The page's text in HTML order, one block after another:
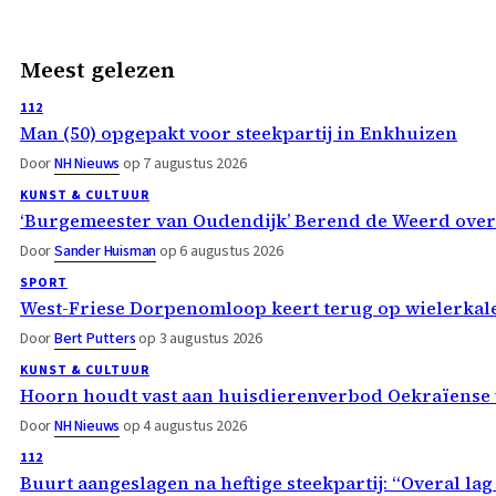
Meest gelezen
112
Man (50) opgepakt voor steekpartij in Enkhuizen
DoorNH Nieuws op 7 augustus 2026
KUNST & CULTUUR
‘Burgemeester van Oudendijk’ Berend de Weerd
DoorSander Huismanop 6 augustus 2026
SPORT
West-Friese Dorpenomloop keert terug op
DoorBert Puttersop 3 augustus 2026
KUNST & CULTUUR
Hoorn houdt vast aan huisdierenverbod
DoorNH Nieuws op 4 augustus 2026
112
Buurt aangeslagen na heftige steekpartij: “Overal